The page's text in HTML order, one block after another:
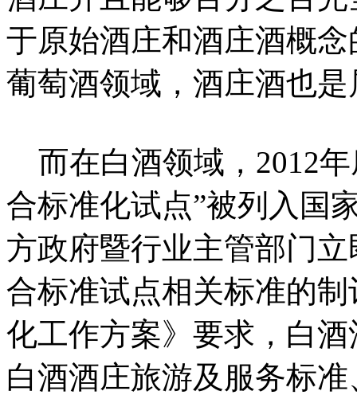
于原始酒庄和酒庄酒概念
葡萄酒领域，酒庄酒也
而在白酒领域，2012
合标准化试点”被列入国
方政府暨行业主管部门
合标准试点相关标准的
化工作方案》要求，白
白酒酒庄旅游及服务标